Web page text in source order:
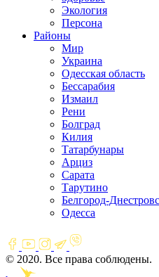
Экология
Персона
Районы
Мир
Украина
Одесская область
Бессарабия
Измаил
Рени
Болград
Килия
Татарбунары
Арциз
Сарата
Тарутино
Белгород-
Одесса
© 2020. Все права соблюдены.